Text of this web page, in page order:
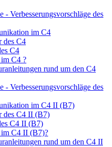
- Verbesserungsvorschläge des
im C4
des C4
C4
C4 ?
rund um den C4
- Verbesserungsvorschläge des
im C4 II (B7)
des C4 II (B7)
C4 II (B7)
im C4 II (B7)?
rund um den C4 II